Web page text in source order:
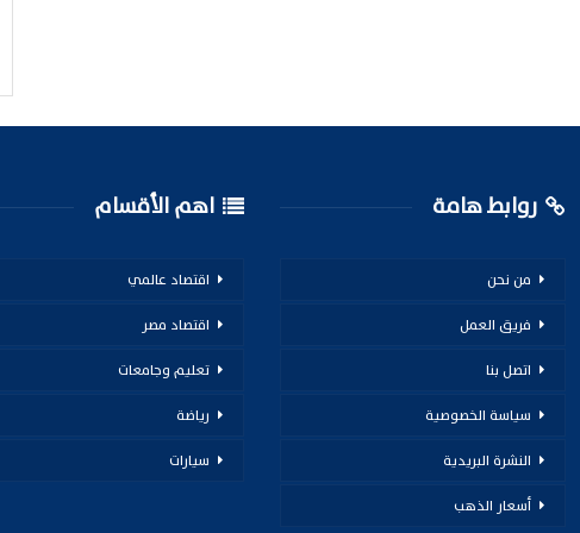
روابط هامة
من نحن
فريق العمل
اتصل بنا
سياسة الخصوصية
النشرة البريدية
أسعار الذهب
اهم الأقسام
اقتصاد عالمي
اقتصاد مصر
تعليم وجامعات
رياضة
سيارات